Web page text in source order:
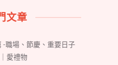
文章
-職場、節慶、重要日子
愛禮物